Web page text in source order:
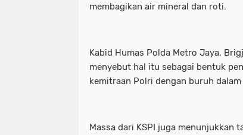
membagikan air mineral dan roti.
Kabid Humas Polda Metro Jaya,
menyebut hal itu sebagai bentuk
kemitraan Polri dengan buruh
Massa dari KSPI juga menunjukkan